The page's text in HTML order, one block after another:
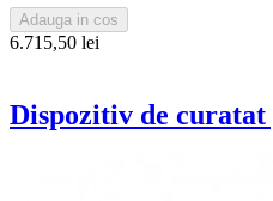
Adauga in cos
6.715,50 lei
Dispozitiv de curatat